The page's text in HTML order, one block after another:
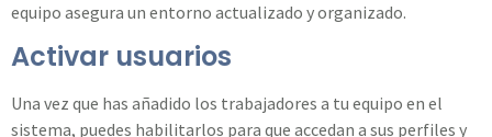
equipo asegura un entorno actualizado y organizado.
Activar usuarios
Una vez que has añadido los trabajadores a tu equipo en el
sistema, puedes habilitarlos para que accedan a sus perfiles y